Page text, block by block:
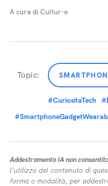
A cura di Cultur-e
Topic:
#CuriositaTech
Addestramento IA non
l’utilizzo del contenuto di
forma o modalità, per